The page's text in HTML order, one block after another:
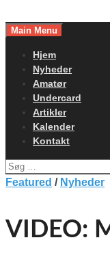
toMain Menu
Hjem
Nyheder
Amatør
Undercard
Artikler
Kalender
Kontakt
Søg
efter:
Featured / Nyheder
VIDEO: